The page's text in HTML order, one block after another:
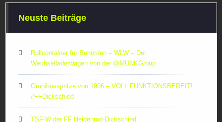
Neuste Beiträge
Rollcontainer für Behörden – WLW – Der
Wechselladerwagen von der ‪@MUNKGroup‬
Omnibusspritze von 1906 – VOLL FUNKTIONSBEREIT!
#FFDickschied
TSF-W der FF Heidenrod-Dickschied